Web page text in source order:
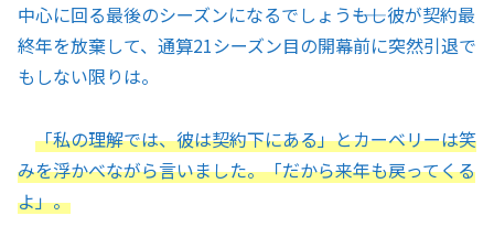
中心に回る最後のシーズンになるでしょう――もし彼が契約最
終年を放棄して、通算21シーズン目の開幕前に突然引退で
もしない限りは。
「私の理解では、彼は契約下にある」とカーベリーは笑
みを浮かべながら言いました。「だから来年も戻ってくる
よ」。